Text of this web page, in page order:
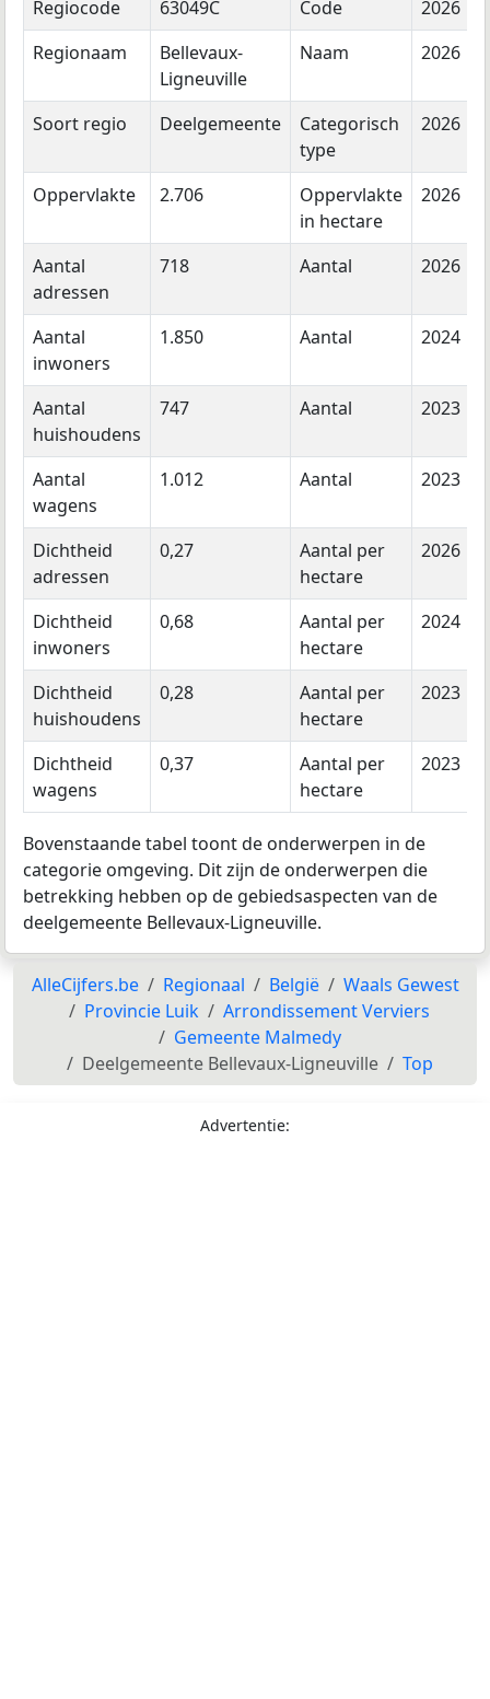
Regiocode 63049C Code
2026
Regionaam
Bellevaux-
Ligneuville
Naam 2026
Soort regio Deelgemeente
Categorisch
type
2026
Oppervlakte 2.706
Oppervlakte
in hectare
2026
Aantal
adressen
718 Aantal 2026
Aantal
inwoners
1.850 Aantal 2024
Aantal
huishoudens
747 Aantal 2023
Aantal
wagens
1.012 Aantal 2023
Dichtheid
adressen
0,27
Aantal per
hectare
2026
Dichtheid
inwoners
0,68
Aantal per
hectare
2024
Dichtheid
huishoudens
0,28
Aantal per
hectare
2023
Dichtheid
wagens
0,37
Aantal per
hectare
2023
Bovenstaande tabel toont de onderwerpen in de
categorie omgeving. Dit zijn de onderwerpen die
betrekking hebben op de gebiedsaspecten van de
deelgemeente Bellevaux-Ligneuville.
AlleCijfers.be Regionaal België
Waals Gewest
Provincie Luik
Arrondissement Verviers
Gemeente Malmedy
Deelgemeente Bellevaux-Ligneuville
Top
Advertentie: